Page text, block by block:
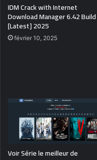
IDM Crack with Internet
Download Manager 6.42
[Latest] 2025
février 10, 2025
Voir Série le meilleur de